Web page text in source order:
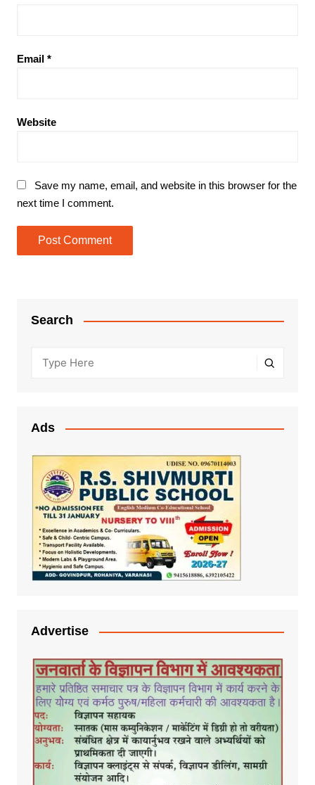
Email *
Website
Save my name, email, and website in this browser for the
next time I comment.
Search
Ads
Advertise